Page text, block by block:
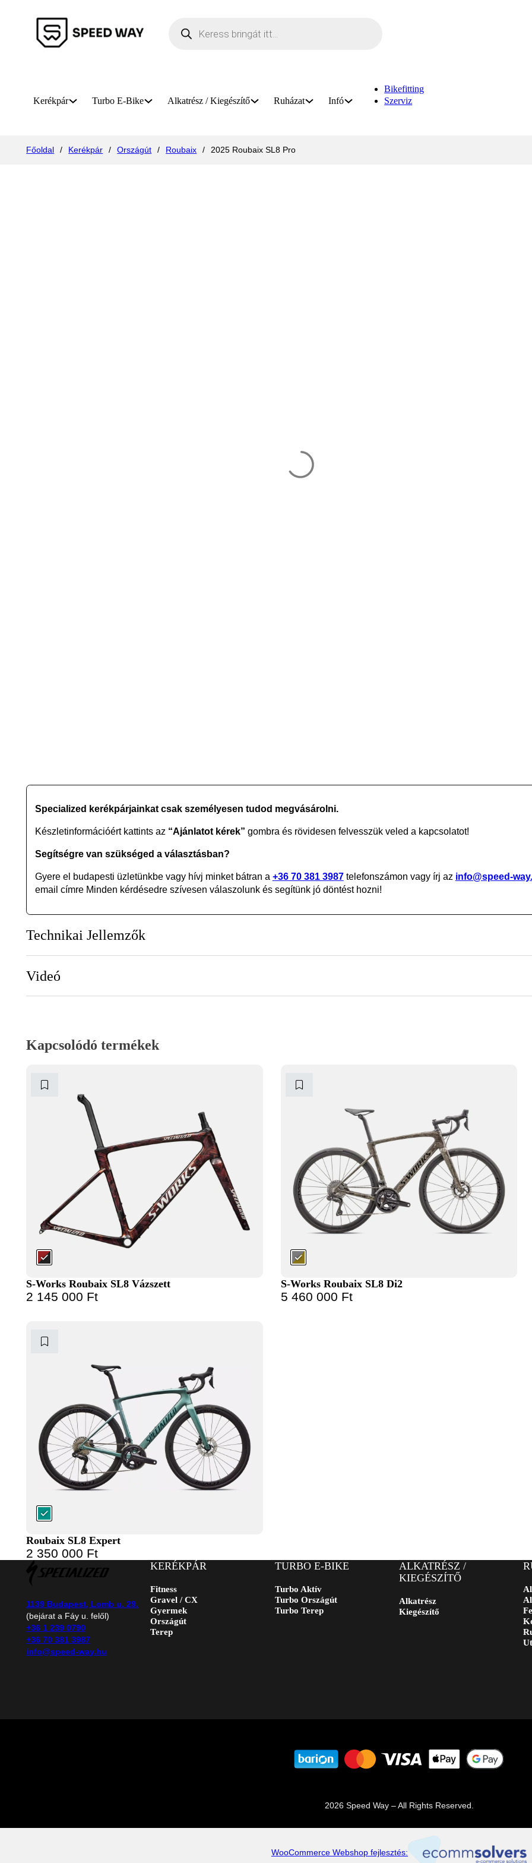
Kerékpár Turbo E-Bike Alkatrész / Kiegészítő Ruházat Infó
Bikefitting
Szerviz
Főoldal / Kerékpár / Országút / Roubaix / 2025 Roubaix SL8 Pro
Specialized kerékpárjainkat csak személyesen tudod megvásárolni.
Készletinformációért kattints az “Ajánlatot kérek” gombra és rövidesen felvesszük veled a kapcsolatot!
Segítségre van szükséged a választásban?
Gyere el budapesti üzletünkbe vagy hívj minket bátran a +36 70 381 3987telefonszámon vagy írj az info@speed-
email címre Minden kérdésedre szívesen válaszolunk és segítünk jó döntést hozni!
Technikai Jellemzők
Videó
Kapcsolódó termékek
S-Works Roubaix SL8 Vázszett
2 145 000 Ft
S-Works Roubaix SL8 Di2
5 460 000 Ft
Roubaix SL8 Expert
2 350 000 Ft
1139 Budapest, Lomb u. 29.
(bejárat a Fáy u. felől)
+36 1 239 0790
+36 70 381 3987
info@speed-way.hu
KERÉKPÁR
Fitness
Gravel / CX
Gyermek
Országút
Terep
TURBO E-BIKE
Turbo Aktív
Turbo Országút
Turbo Terep
ALKATRÉSZ /
KIEGÉSZÍTŐ
Alkatrész
Kiegészítő
2026 Speed Way – All Rights Reserved.
WooCommerce Webshop fejlesztés: